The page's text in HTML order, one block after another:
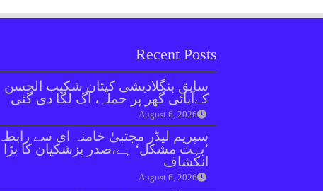
Recent Posts
سابق بنگلادیشی کپتان شکیب الحسن
کےآبائی گھر پر حملہ، آگ لگا دی گئی
August 6, 2026
سپریم لیڈر مجتبیٰ خامنہ ای سے رابطہ
’بہت مشکل‘ ہے،صدر پزشکیان کا بڑا
انکشاف
August 6, 2026